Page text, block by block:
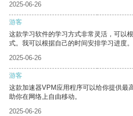
2025-06-26
游客
这款学习软件的学习方式非常灵活，可以
式。我可以根据自己的时间安排学习进度。
2025-06-26
游客
这款加速器VPM应用程序可以给你提供最
助你在网络上自由移动。
2025-06-26